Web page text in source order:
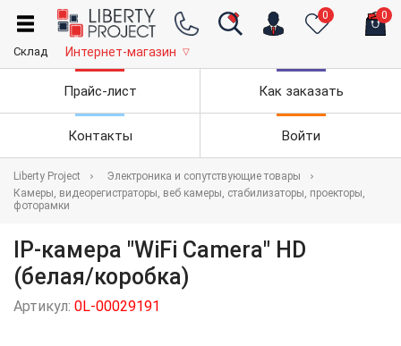
0 0
Склад Интернет-магазин ▽
Прайс-лист Как заказать
Контакты Войти
Liberty Project
Электроника и сопутствующие товары
Камеры, видеорегистраторы, веб камеры, стабилизаторы, проекторы,
фоторамки
IP-камера "WiFi Camera" HD
(белая/коробка)
Артикул: 0L-00029191